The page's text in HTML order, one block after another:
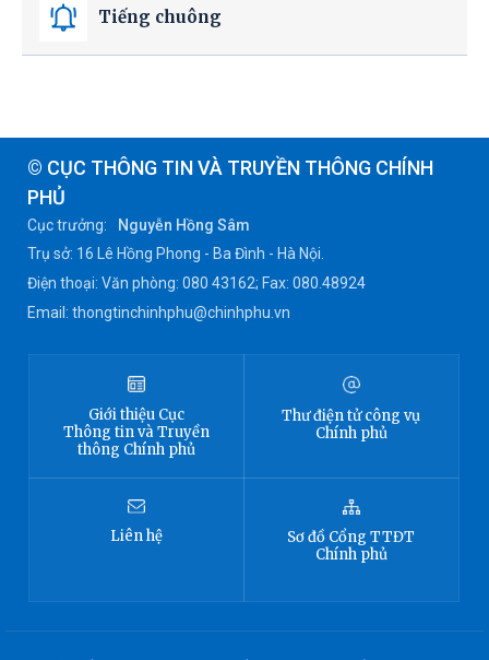
Tiếng chuông
© CỤC THÔNG TIN VÀ TRUYỀN THÔNG CHÍNH
PHỦ
Cục trưởng:
Nguyễn Hồng Sâm
Trụ sở: 16 Lê Hồng Phong - Ba Đình - Hà Nội.
Điện thoại: Văn phòng: 080 43162; Fax: 080.48924
Email: thongtinchinhphu@chinhphu.vn
Giới thiệu Cục
Thông tinvà Truyền
thông Chính phủ
Thư điện tử công vụ
Chính phủ
Liên hệ Sơ đồ Cổng TTĐT
Chính phủ